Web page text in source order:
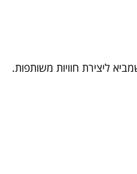
ליצירת חוויות משותפות.